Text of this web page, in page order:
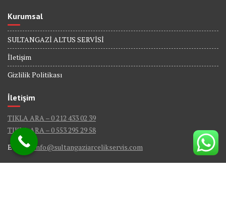
Kurumsal
SULTANGAZİ ALTUS SERVİSİ
İletişim
Gizlilik Politikası
İletişim
TIKLA ARA – 0 212 433 02 39
TIKLA ARA – 0 553 295 29 58
E-Mail : info@sultangaziarcelikservis.com